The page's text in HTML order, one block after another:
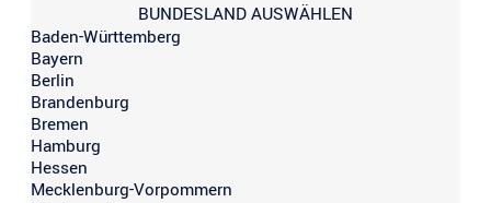
BUNDESLAND AUSWÄHLEN
Baden-Württemberg
Bayern
Berlin
Brandenburg
Bremen
Hamburg
Hessen
Mecklenburg-Vorpommern